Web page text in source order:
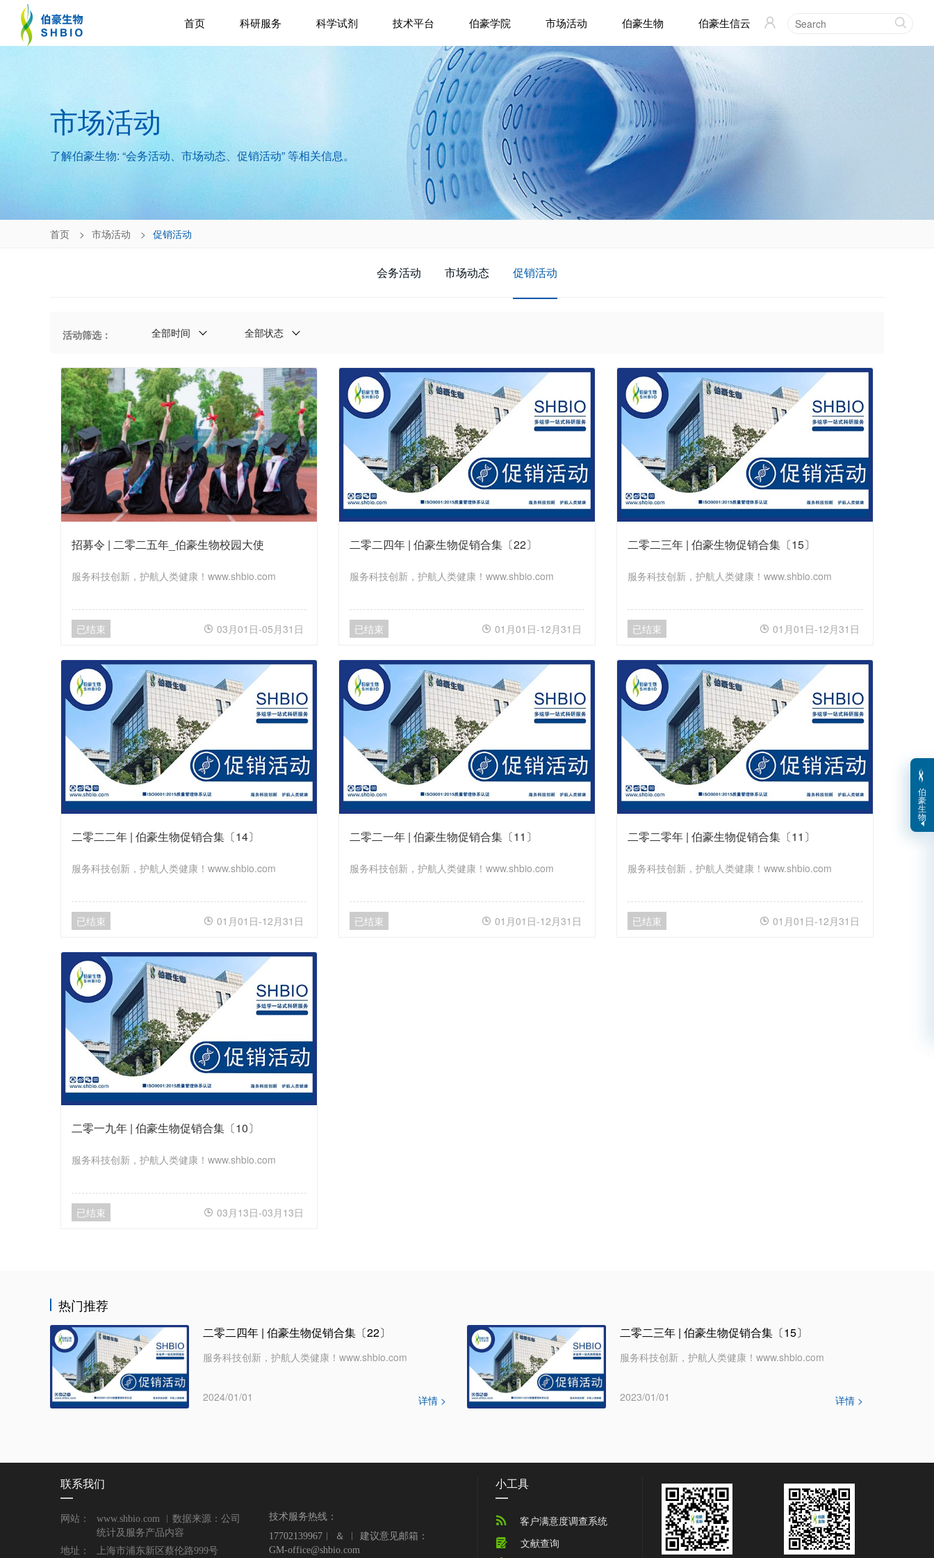
首页 科研服务 科学试剂 技术平台 伯豪学院 市场活动 伯豪生物 伯豪生信云  
市场活动
了解伯豪生物: “会务活动、市场动态、促销活动” 等相关信息。
首页 市场活动 促销活动
会务活动 市场动态 促销活动
活动筛选： 全部时间 全部状态
招募令 | 二零二五年_伯豪生物校园大使
服务科技创新，护航人类健康！www.shbio.com
已结束  03月01日-05月31日
二零二四年 | 伯豪生物促销合集〔22〕
服务科技创新，护航人类健康！www.shbio.com
已结束  01月01日-12月31日
二零二三年 | 伯豪生物促销合集〔15〕
服务科技创新，护航人类健康！www.shbio.com
已结束  01月01日-12月31日
二零二二年 | 伯豪生物促销合集〔14〕
服务科技创新，护航人类健康！www.shbio.com
已结束  01月01日-12月31日
二零二一年 | 伯豪生物促销合集〔11〕
服务科技创新，护航人类健康！www.shbio.com
已结束  01月01日-12月31日
二零二零年 | 伯豪生物促销合集〔11〕
服务科技创新，护航人类健康！www.shbio.com
已结束  01月01日-12月31日
二零一九年 | 伯豪生物促销合集〔10〕
服务科技创新，护航人类健康！www.shbio.com
已结束  03月13日-03月13日
热门推荐
二零二四年 | 伯豪生物促销合集〔22〕
服务科技创新，护航人类健康！www.shbio.com
2024/01/01 详情 >
二零二三年 | 伯豪生物促销合集〔15〕
服务科技创新，护航人类健康！www.shbio.com
2023/01/01 详情 >
联系我们
网站：
www.shbio.com ︱数据来源：公司
统计及服务产品内容
地址：
上海市浦东新区蔡伦路999号
技术服务热线：
17702139967︱ ＆ ︱ 建议意见邮箱：
GM-office@shbio.com
小工具
 客户满意度调查系统
 文献查询
伯
豪
生
物